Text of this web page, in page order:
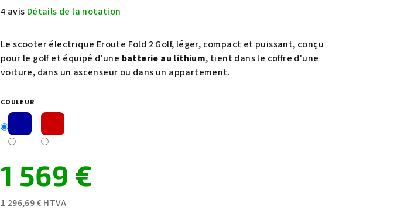
L'évaluation
du
produit
est
sur
5
étoiles.
4 avis Détails de la notation
Le scooter électrique Eroute Fold 2 Golf, léger, compact et puissant, conçu
pour le golf et équipé d'une batterie au lithium, tient dans le coffre d'une
voiture, dans un ascenseur ou dans un appartement.
COULEUR
1 569 €
1 296,69 € HTVA